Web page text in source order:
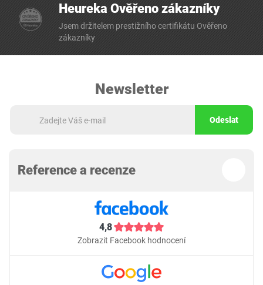
Heureka Ověřeno zákazníky
Jsem držitelem prestižního certifikátu Ověřeno
zákazníky
Newsletter
Odeslat
Reference a recenze
4,8
Zobrazit Facebook hodnocení